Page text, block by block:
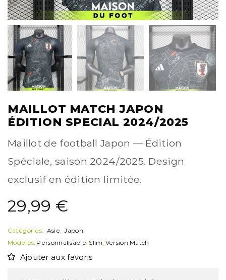
MAILLOT MATCH JAPON
ÉDITION SPECIAL 2024/2025
Maillot de football Japon — Édition
Spéciale, saison 2024/2025. Design
exclusif en édition limitée.
29,99 €
Catégories: Asie, Japon
Modèles: Personnalisable, Slim, Version Match
Ajouter aux favoris